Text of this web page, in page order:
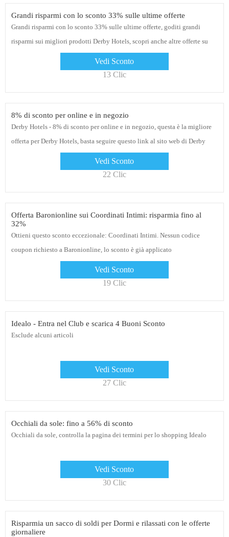
Grandi risparmi con lo sconto 33% sulle ultime offerte
Grandi risparmi con lo sconto 33% sulle ultime offerte, goditi grandi
risparmi sui migliori prodotti Derby Hotels, scopri anche altre offerte su
Vedi Sconto
13 Clic
8% di sconto per online e in negozio
Derby Hotels - 8% di sconto per online e in negozio, questa è la migliore
offerta per Derby Hotels, basta seguire questo link al sito web di Derby
newsletter per ricevere avvisi su offerte e coupon
Vedi Sconto
22 Clic
Offerta Baronionline sui Coordinati Intimi: risparmia fino al
32%
Ottieni questo sconto eccezionale: Coordinati Intimi. Nessun codice
coupon richiesto a Baronionline, lo sconto è già applicato
Vedi Sconto
19 Clic
Idealo - Entra nel Club e scarica 4 Buoni Sconto
Esclude alcuni articoli
Vedi Sconto
27 Clic
Occhiali da sole: fino a 56% di sconto
Occhiali da sole, controlla la pagina dei termini per lo shopping Idealo
Vedi Sconto
30 Clic
Risparmia un sacco di soldi per Dormi e rilassati con le offerte
giornaliere